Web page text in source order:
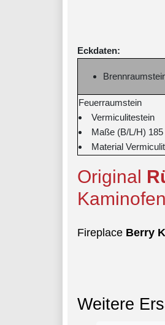
Eckdaten:
Feuerraumstein
Vermiculitestein
Maße (B/L/H)
Material
Original
Kaminofen
Fireplace Berry
Weitere